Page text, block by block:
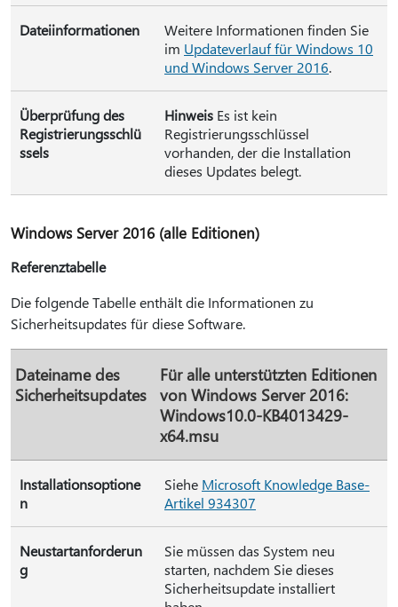
Dateiinformationen
Weitere Informationen finden Sie
im Updateverlauf für Windows 10
und Windows Server 2016.
Überprüfung des
Registrierungsschlü
ssels
Hinweis Es ist kein
Registrierungsschlüssel
vorhanden, der die Installation
dieses Updates belegt.
Windows Server 2016 (alle Editionen)
Referenztabelle
Die folgende Tabelle enthält die Informationen zu
Sicherheitsupdates für diese Software.
Dateiname des
Sicherheitsupdates
Für alle unterstützten Editionen
von Windows Server 2016:
Windows10.0-KB4013429-
x64.msu
Installationsoptione
n
Siehe Microsoft Knowledge Base-
Artikel 934307
Neustartanforderun
g
Sie müssen das System neu
starten, nachdem Sie dieses
Sicherheitsupdate installiert